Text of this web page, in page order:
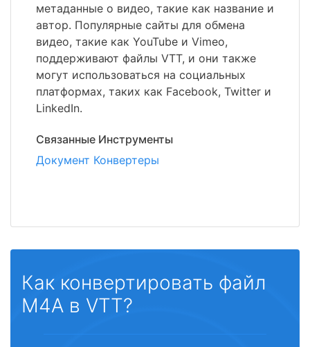
метаданные о видео, такие как название и
автор. Популярные сайты для обмена
видео, такие как YouTube и Vimeo,
поддерживают файлы VTT, и они также
могут использоваться на социальных
платформах, таких как Facebook, Twitter и
LinkedIn.
Связанные Инструменты
Документ Конвертеры
Как конвертировать файл
M4A в VTT?